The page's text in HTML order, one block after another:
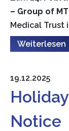
– Group of
Medical Trust
Weiterlesen
19.12.2025
Notice